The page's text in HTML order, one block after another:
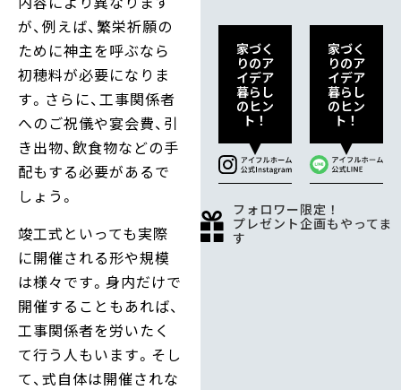
が、例えば、繁栄祈願の
ために神主を呼ぶなら
初穂料が必要になりま
す。さらに、工事関係者
へのご祝儀や宴会費、引
き出物、飲食物などの手
配もする必要があるで
しょう。
竣工式といっても実際
に開催される形や規模
は様々です。身内だけで
開催することもあれば、
工事関係者を労いたく
て行う人もいます。そし
て、式自体は開催されな
家づく
りのア
イデア
暮らし
のヒン
ト！
家づく
りのア
イデア
暮らし
のヒン
ト！
フォロワー限定！
プレゼント企画もやってま
す